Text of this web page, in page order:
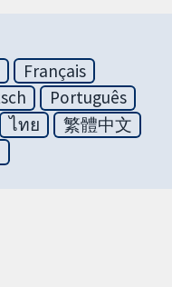
Français
Português
ไทย
繁體中文